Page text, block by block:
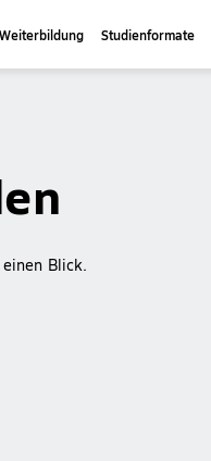
Studienformate
Blick.